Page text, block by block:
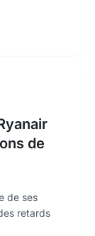
de
de ses
retards